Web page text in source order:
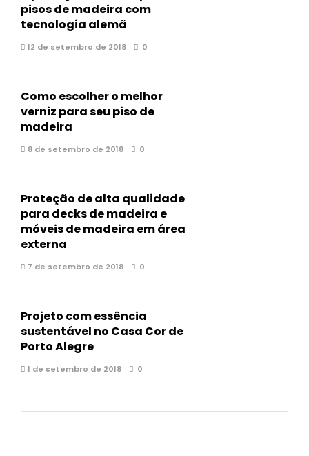
pisos de madeira com
tecnologia alemã
12 de setembro de 2018 0
Como escolher o melhor
verniz para seu piso de
madeira
8 de setembro de 2018 0
Proteção de alta qualidade
para decks de madeira e
móveis de madeira em área
externa
7 de setembro de 2018 0
Projeto com essência
sustentável no Casa Cor de
Porto Alegre
1 de setembro de 2018 0